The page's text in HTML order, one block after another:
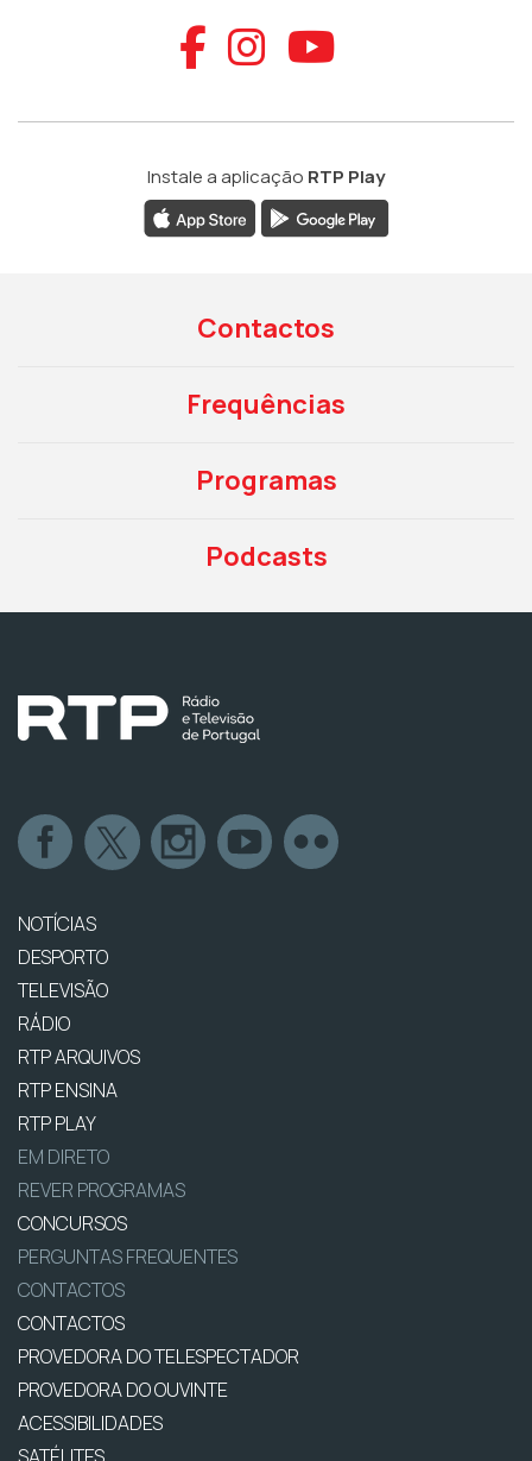
Aceder ao
Aceder ao
Aceder
Instale a aplicação RTP Play
Contactos
Frequências
Programas
Podcasts
NOTÍCIAS
DESPORTO
TELEVISÃO
RÁDIO
RTP ARQUIVOS
RTP ENSINA
RTP PLAY
EM DIRETO
REVER PROGRAMAS
CONCURSOS
PERGUNTAS FREQUENTES
CONTACTOS
CONTACTOS
PROVEDORA DO TELESPECTADOR
PROVEDORA DO OUVINTE
ACESSIBILIDADES